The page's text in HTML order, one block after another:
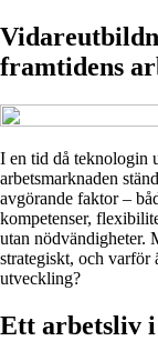
framtidens
I en tid då teknologin
arbetsmarknaden
avgörande faktor –
kompetenser,
utan nödvändigheter.
strategiskt, och varför
utveckling?
Ett arbetsliv